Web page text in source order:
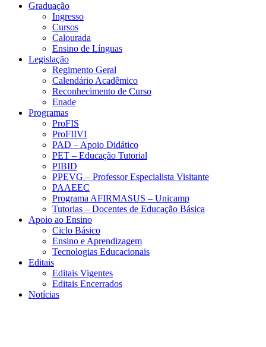
Graduação
Ingresso
Cursos
Calourada
Ensino de Línguas
Legislação
Regimento Geral
Calendário Acadêmico
Reconhecimento de Curso
Enade
Programas
ProFIS
ProFIIVI
PAD – Apoio Didático
PET – Educação Tutorial
PIBID
PPEVG – Professor Especialista Visitante
PAAEEC
Programa AFIRMASUS – Unicamp
Tutorias – Docentes de Educação Básica
Apoio ao Ensino
Ciclo Básico
Ensino e Aprendizagem
Tecnologias Educacionais
Editais
Editais Vigentes
Editais Encerrados
Notícias